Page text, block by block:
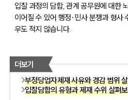
입찰 과정의 담합, 관계 공무원에 대한
이어질 수 있어 행정·민사 분쟁과 형사
우도 적지 않습니다.
더보기
부정당업자제재 사유와 경감 범위
입찰담합의 유형과 제재 수위 살펴